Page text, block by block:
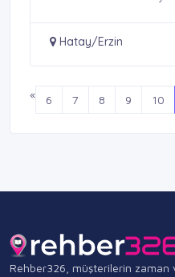
Hatay/Erzin
« 6 7 8 9 10
Rehber326, müşterilerin